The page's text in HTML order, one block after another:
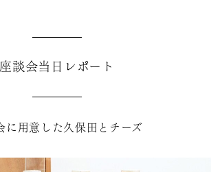
座談会当日レポート
に用意した久保田とチーズ